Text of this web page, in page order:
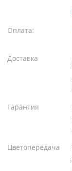
Оплата:
Доставка
Гарантия
Цветопередача